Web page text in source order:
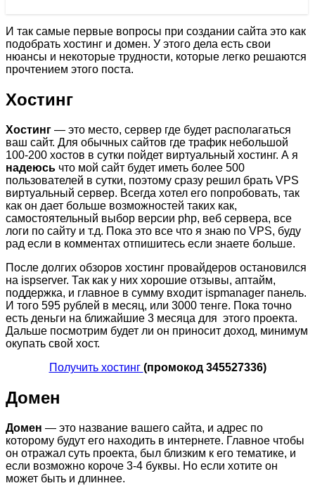
И так самые первые вопросы при создании сайта это как
подобрать хостинг и домен. У этого дела есть свои
нюансы и некоторые трудности, которые легко решаются
прочтением этого поста.
Хостинг
Хостинг — это место, сервер где будет располагаться
ваш сайт. Для обычных сайтов где трафик небольшой
100-200 хостов в сутки пойдет виртуальный хостинг. А я
надеюсь что мой сайт будет иметь более 500
пользователей в сутки, поэтому сразу решил брать VPS
виртуальный сервер. Всегда хотел его попробовать, так
как он дает больше возможностей таких как,
самостоятельный выбор версии php, веб сервера, все
логи по сайту и т.д. Пока это все что я знаю по VPS, буду
рад если в комментах отпишитесь если знаете больше.
После долгих обзоров хостинг провайдеров остановился
на ispserver. Так как у них хорошие отзывы, аптайм,
поддержка, и главное в сумму входит ispmanager панель.
И того 595 рублей в месяц, или 3000 тенге. Пока точно
есть деньги на ближайшие 3 месяца для этого проекта.
Дальше посмотрим будет ли он приносит доход, минимум
окупать свой хост.
Получить хостинг (промокод 345527336)
Домен
Домен — это название вашего сайта, и адрес по
которому будут его находить в интернете. Главное чтобы
он отражал суть проекта, был близким к его тематике, и
если возможно короче 3-4 буквы. Но если хотите он
может быть и длиннее.